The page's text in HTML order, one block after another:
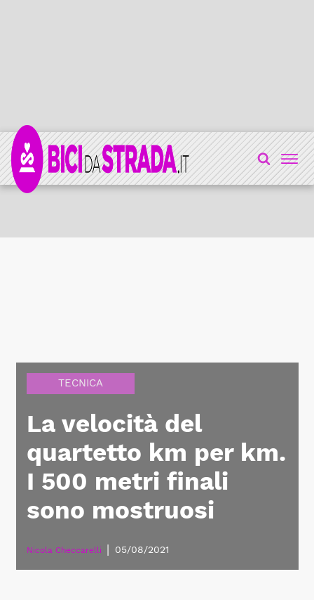
TECNICA
La velocità del
quartetto km per km.
I 500 metri finali
sono mostruosi
Nicola Checcarelli 05/08/2021